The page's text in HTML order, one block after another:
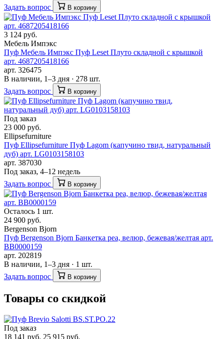
Задать вопрос
В корзину
3 124 руб.
Мебель Импэкс
Пуф Мебель Импэкс Пуф Leset Плуто складной с крышкой
арт. 4687205418166
арт. 326475
В наличии, 1–3 дня · 278 шт.
Задать вопрос
В корзину
Под заказ
23 000 руб.
Ellipsefurniture
Пуф Ellipsefurniture Пуф Lagom (капучино твид, натуральный
дуб) арт. LG0103158103
арт. 387030
Под заказ, 4–12 недель
Задать вопрос
В корзину
Осталось 1 шт.
24 900 руб.
Bergenson Bjorn
Пуф Bergenson Bjorn Банкетка pea, велюр, бежевая/желтая арт.
BB0000159
арт. 202819
В наличии, 1–3 дня · 1 шт.
Задать вопрос
В корзину
Товары со скидкой
Под заказ
18 141 руб. 25 915 руб.